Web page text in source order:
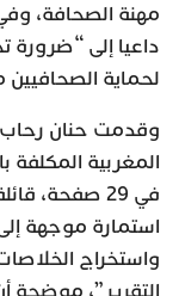
مهنة الصحافة،
داعيا إلى
لحماية الصحافيين
وقدمت حنان رحاب،
المغربية المكلفة
في 29 صفحة،
استمارة موجهة
واستخراج الخلاصات